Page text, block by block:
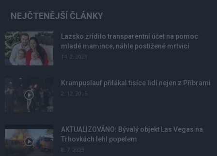
NEJČTENĚJŠÍ ČLÁNKY
Lazsko zřídilo transparentní účet na pomoc
mladé mamince, náhle postižené mrtvicí
14. 2. 2023
Krampuslauf přilákal tisíce lidí nejen z Příbrami
2. 12. 2016
AKTUALIZOVÁNO: Bývalý objekt Las Vegas na
Trhovkách lehl popelem
8. 7. 2023